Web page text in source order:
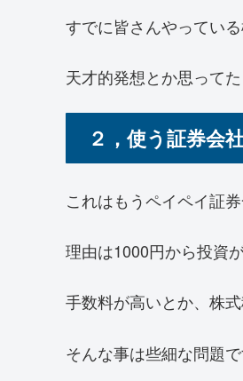
すでに皆さんやっている
天才的発想とか思って
２，使う証券会
これはもうペイペイ証
理由は1000円から投資
手数料が高いとか、株
そんな事は些細な問題で